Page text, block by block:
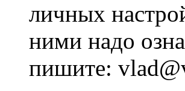
личных
ними надо
пишите: